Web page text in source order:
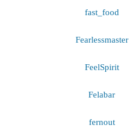
fast_food
Fearlessmaster
FeelSpirit
Felabar
fernout